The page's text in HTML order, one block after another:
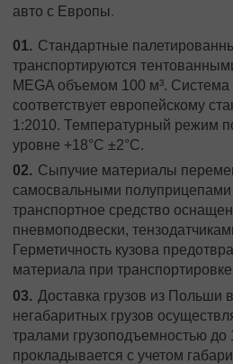
авто с Европы.
Стандартные
транспортируются
MEGA объемом 100 м³. Система
соответствует европейскому
1:2010. Температурный режим
уровне +18°C ±2°C.
Сыпучие материалы
самосвальными
транспортное средство
пневмоподвески,
Герметичность кузова
материала при
Доставка грузов из Польши
негабаритных грузов
тралами грузоподъемностью
прокладывается с учетом